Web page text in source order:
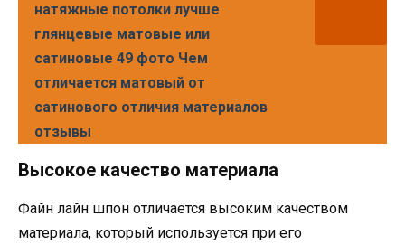
натяжные потолки лучше
глянцевые матовые или
сатиновые 49 фото Чем
отличается матовый от
сатинового отличия материалов
отзывы
Высокое качество материала
Файн лайн шпон отличается высоким качеством
материала, который используется при его